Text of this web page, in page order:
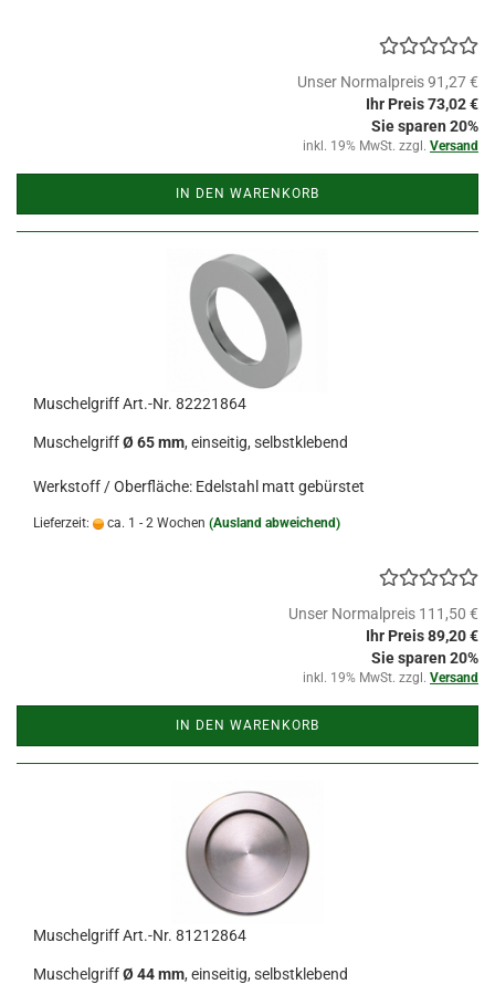
Unser Normalpreis 91,27 €
Ihr Preis 73,02 €
Sie sparen 20%
inkl. 19% MwSt. zzgl. Versand
IN DEN WARENKORB
Muschelgriff Art.-Nr. 82221864
MuschelgriffØ 65 mm, einseitig, selbstklebend
Werkstoff / Oberfläche: Edelstahl matt gebürstet
Lieferzeit: ca. 1 - 2 Wochen (Ausland abweichend)
Unser Normalpreis 111,50 €
Ihr Preis 89,20 €
Sie sparen 20%
inkl. 19% MwSt. zzgl. Versand
IN DEN WARENKORB
Muschelgriff Art.-Nr. 81212864
MuschelgriffØ 44 mm, einseitig, selbstklebend